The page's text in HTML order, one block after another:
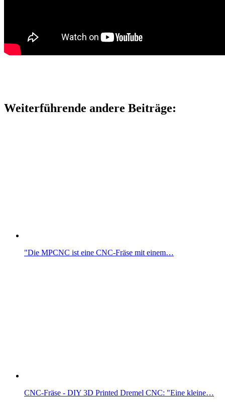
Weiterführende andere Beiträge:
"Die MPCNC ist eine CNC-Fräse mit einem…
CNC-Fräse - DIY 3D Printed Dremel CNC: "Eine kleine…